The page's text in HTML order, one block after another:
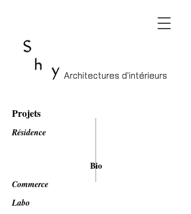
Architectures d'intérieurs
Architectures d'intérieurs
Projets
Résidence
Bio
Commerce
Labo